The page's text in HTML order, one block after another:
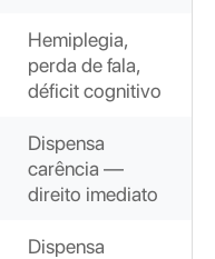
Hemiplegia,
perda de fala,
déficit cognitivo
Dispensa
carência —
direito imediato
Dispensa